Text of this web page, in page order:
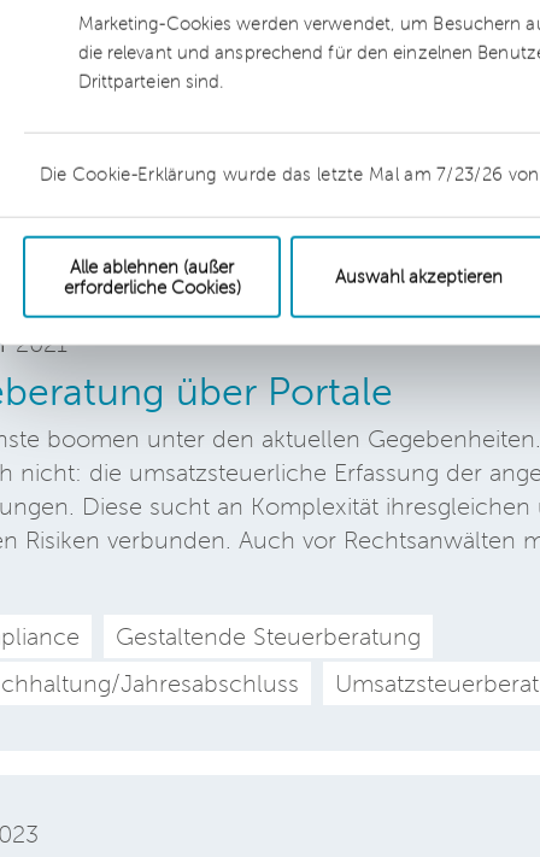
Marketing-Cookies werden verwendet, um Besuchern
die relevant und ansprechend für den einzelnen
Drittparteien sind.
Die Cookie-Erklärung wurde das letzte Mal am 7/23/26 von
Alle ablehnen (außer
erforderliche Cookies)
Auswahl akzeptieren
sehr komplex ist. Wir empfehlen hier schon
der Tätigkeit, eine adäquate Beratung
Expert:innen.
Schreiben vom 29.4.2024
2021
über Portale
boomen unter den aktuellen
nicht: die umsatzsteuerliche Erfassung der
Diese sucht an Komplexität
Risiken verbunden. Auch vor Rechtsanwälten
Gestaltende Steuerberatung
Jahresabschluss